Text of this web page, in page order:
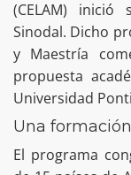
(CELAM) inició
Sinodal. Dicho
y Maestría
propuesta
Universidad
Una
El programa